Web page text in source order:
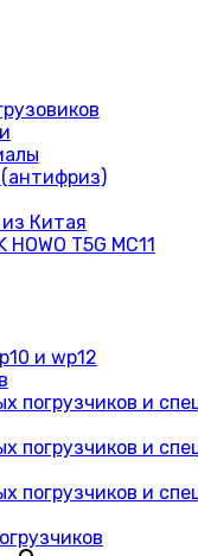
Китая
T5G MC11
и wp12
погрузчиков и
погрузчиков и
погрузчиков и